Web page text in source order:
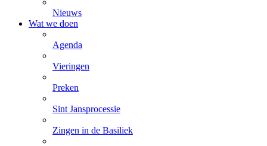
Nieuws
Wat we doen
Agenda
Vieringen
Preken
Sint Jansprocessie
Zingen in de Basiliek